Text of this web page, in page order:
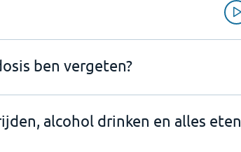
ben vergeten?
alcohol drinken en alles eten